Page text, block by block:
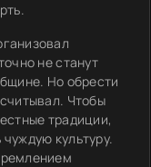
не станут
Но обрести
Чтобы
традиции,
культуру.